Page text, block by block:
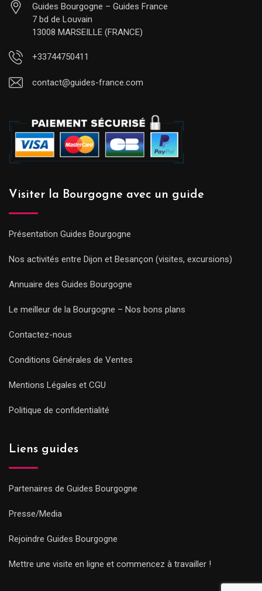
Guides Bourgogne – Guides France
7 bd de Louvain
13008 MARSEILLE (FRANCE)
+33744750411
contact@guides-france.com
Visiter la Bourgogne avec un guide
Présentation Guides Bourgogne
Nos activités entre Dijon et Besançon (visites, excursions)
Annuaire des Guides Bourgogne
Le meilleur de la Bourgogne – Nos bons plans
Contactez-nous
Conditions Générales de Ventes
Mentions Légales et CGU
Politique de confidentialité
Liens guides
Partenaires de Guides Bourgogne
Presse/Media
Rejoindre Guides Bourgogne
Mettre une visite en ligne et commencez à travailler !